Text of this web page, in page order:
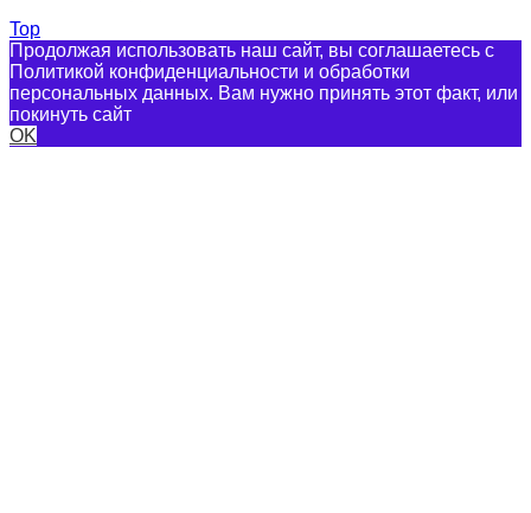
Top
Продолжая использовать наш сайт, вы соглашаетесь с
Политикой конфиденциальности и обработки
персональных данных. Вам нужно принять этот факт, или
покинуть сайт
OK